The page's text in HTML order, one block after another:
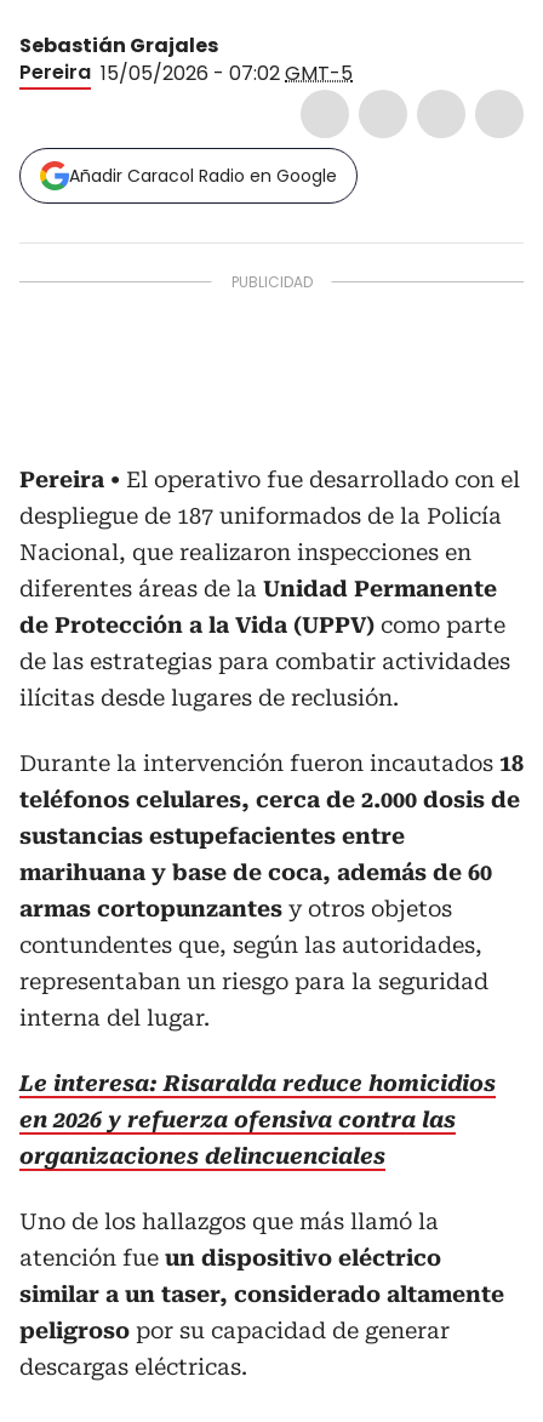
Sebastián Grajales
Pereira 15/05/2026 - 07:02GMT-5
Añadir Caracol Radio en Google
Pereira
El operativo fue desarrollado con el
despliegue de 187 uniformados de la Policía
Nacional, que realizaron inspecciones en
diferentes áreas de la Unidad Permanente
de Protección a la Vida (UPPV) como parte
de las estrategias para combatir actividades
ilícitas desde lugares de reclusión.
Durante la intervención fueron incautados 18
teléfonos celulares, cerca de 2.000 dosis de
sustancias estupefacientes entre
marihuana y base de coca, además de 60
armas cortopunzantes y otros objetos
contundentes que, según las autoridades,
representaban un riesgo para la seguridad
interna del lugar.
Le interesa: Risaralda reduce homicidios
en 2026 y refuerza ofensiva contra las
organizaciones delincuenciales
Uno de los hallazgos que más llamó la
atención fue un dispositivo eléctrico
similar a un taser, considerado altamente
peligroso por su capacidad de generar
descargas eléctricas.